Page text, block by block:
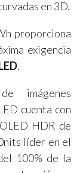
en 3D.
proporciona
exigencia
.
imágenes
cuenta con
HDR de
líder en el
100% de la